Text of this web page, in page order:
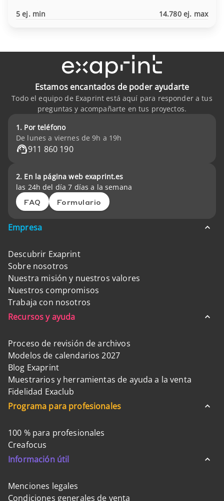
5 ej. min 14.780 ej. max
Estamos encantados de poder ayudarte
Todo el equipo de Exaprint está aquí para responder a tus
preguntas y acompañarte en tus proyectos.
1. Por teléfono
De lunes a viernes de 9h a 19h
911 860 190
2. En la página web exaprint.es
las 24h del día 7 días a la semana
FAQ Formulario
Empresa
Descubrir Exaprint
Sobre nosotros
Nuestra misión y nuestros valores
Nuestros compromisos
Trabaja con nosotros
Recursos y ayuda
Proceso de revisión de archivos
Modelos de calendarios 2027
Blog Exaprint
Muestrarios y herramientas de ayuda a la venta
Fidelidad Exaclub
Programa para profesionales
100 % para profesionales
Creafocus
Información útil
Menciones legales
Condiciones generales de venta